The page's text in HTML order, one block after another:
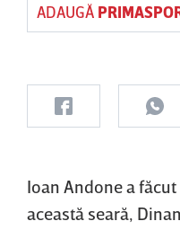
ADAUGĂ
Ioan Andone a
această seară,